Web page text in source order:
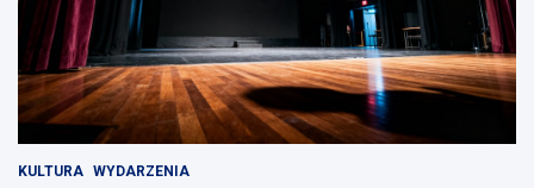
n
r
i
u
s
z
KULTURA WYDARZENIA